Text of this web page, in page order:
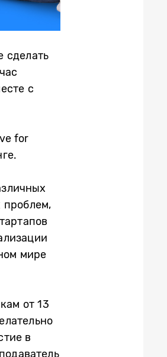
сделать
с
for
проблем,
мире
от 13
в